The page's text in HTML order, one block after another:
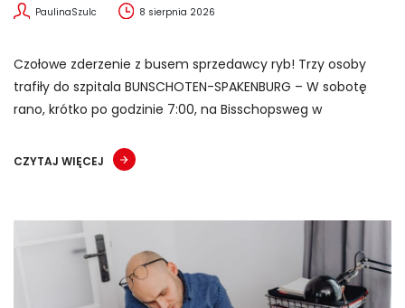
PaulinaSzulc 8 sierpnia 2026
Czołowe zderzenie z busem sprzedawcy ryb! Trzy osoby
trafiły do szpitala BUNSCHOTEN-SPAKENBURG – W sobotę
rano, krótko po godzinie 7:00, na Bisschopsweg w
CZYTAJ WIĘCEJ